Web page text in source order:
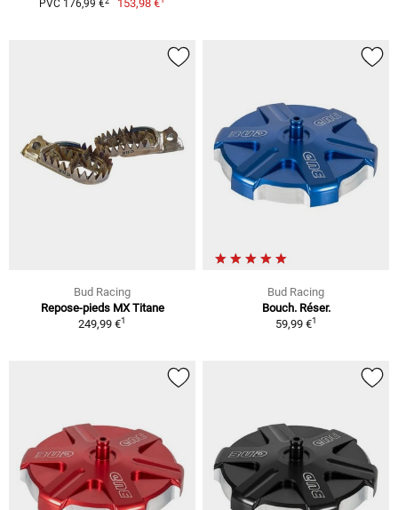
PVC 176,99 € 153,98 €
Bud Racing
Repose-pieds MX Titane
249,99 €1
Bud Racing
Bouch. Réser.
59,99 €1